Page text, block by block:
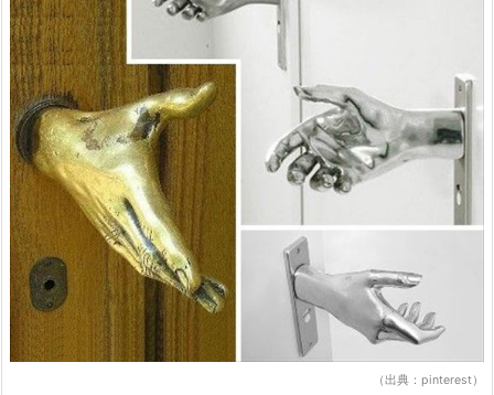
（出典：pinterest）